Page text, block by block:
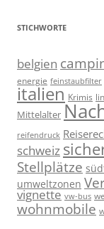
STICHWORTE
belgien
energie feinstaubfilter
italien Krimis
Mittelalter
reifendruck
schweiz
Stellplätze
umweltzonen
vignette vw-bus
wohnmobile